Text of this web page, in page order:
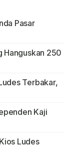
Pasar
Hanguskan 250
Terbakar,
Kaji
Ludes